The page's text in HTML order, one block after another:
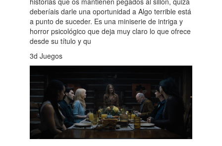
deberíais darle una oportunidad a Algo terrible está
a punto de suceder. Es una miniserie de intriga y
horror psicológico que deja muy claro lo que ofrece
desde su título y qu
3d Juegos